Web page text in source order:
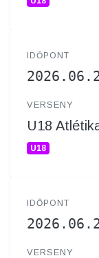
IDŐPONT
VERSENY
U18
U18
IDŐPONT
VERSENY